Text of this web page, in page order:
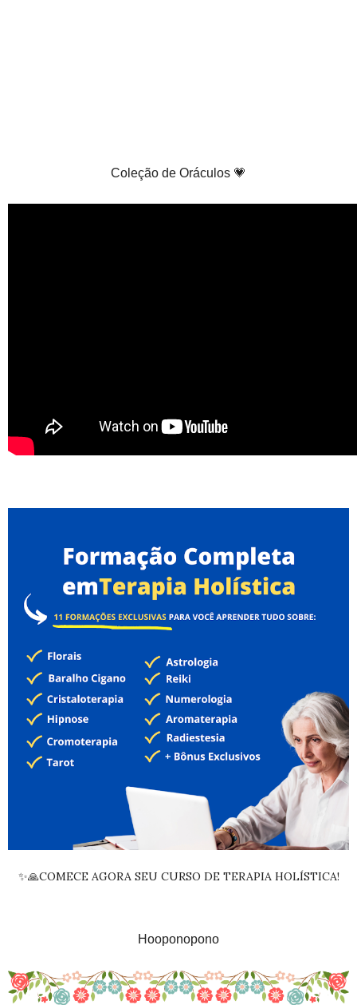
Coleção de Oráculos 💗
✨🙏COMECE AGORA SEU CURSO DE TERAPIA HOLÍSTICA!
Hooponopono